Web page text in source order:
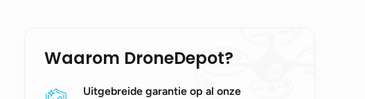
Waarom DroneDepot?
Uitgebreide garantie op al onze